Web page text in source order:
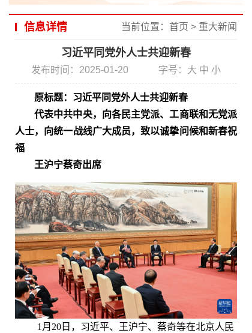
信息详情 当前位置： 首页 > 重大新闻
习近平同党外人士共迎新春
发布时间：2025-01-20 字号： 大 中 小
原标题：习近平同党外人士共迎新春
代表中共中央，向各民主党派、工商联和无党派
人士，向统一战线广大成员，致以诚挚问候和新春祝
福
王沪宁蔡奇出席
1月20日，习近平、王沪宁、蔡奇等在北京人民